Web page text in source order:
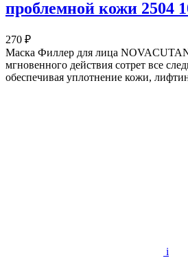
проблемной кожи 2504
270 ₽
Маска Филлер для лица
мгновенного действия сотрет все
обеспечивая уплотнение кожи,
i